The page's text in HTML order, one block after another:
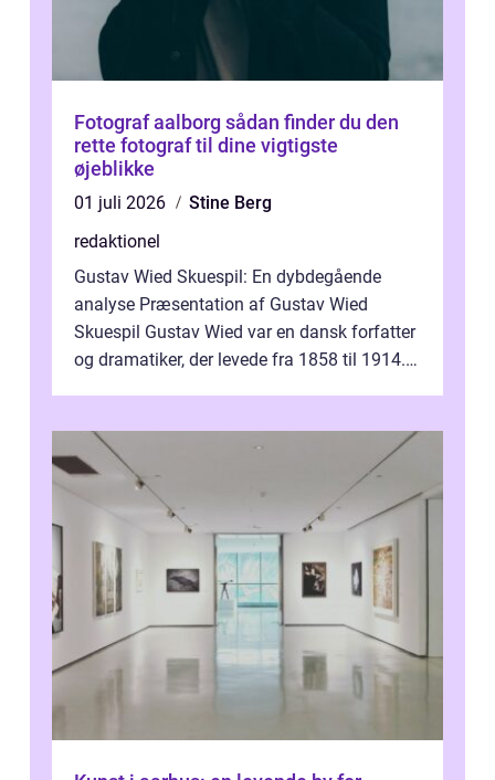
Fotograf aalborg sådan finder du den
rette fotograf til dine vigtigste
øjeblikke
01 juli 2026
Stine Berg
redaktionel
Gustav Wied Skuespil: En dybdegående
analyse Præsentation af Gustav Wied
Skuespil Gustav Wied var en dansk forfatter
og dramatiker, der levede fra 1858 til 1914.